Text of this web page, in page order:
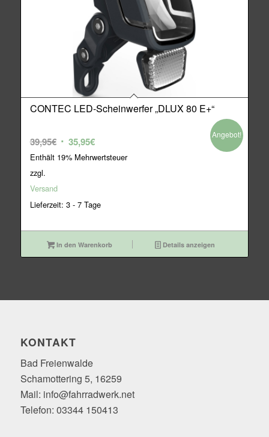
CONTEC LED-Scheinwerfer „DLUX 80 E+“
39,95€ Ursprünglicher
Preis
35,95€Aktueller
Preis
Enthält 19% Mehrwertsteuer
zzgl.
Versand
Lieferzeit: 3 - 7 Tage
Angebot!
In den Warenkorb Details anzeigen
KONTAKT
Bad Freienwalde
Schamottering 5, 16259
Mail: info@fahrradwerk.net
Telefon: 03344 150413